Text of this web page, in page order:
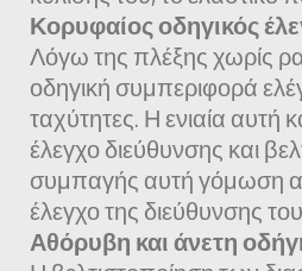
Κορυφαίος οδηγικός
Λόγω της πλέξης χωρίς
οδηγική συμπεριφορά
ταχύτητες. Η ενιαία
έλεγχο διεύθυνσης και
συμπαγής αυτή γόμωση
έλεγχο της διεύθυνσης
Αθόρυβη και άνετη